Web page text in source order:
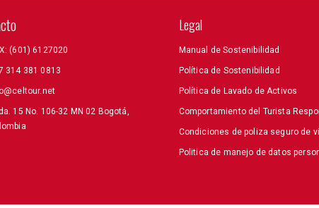
(601) 6127020
314 381 0813
15 No. 106-32 MN 02 Bogotá,
Legal
Manual de Sostenibilidad
Política de Sostenibilidad
Política de Lavado de Activos
Comportamiento del Turista
Condiciones de poliza seguro de
Politica de manejo de datos